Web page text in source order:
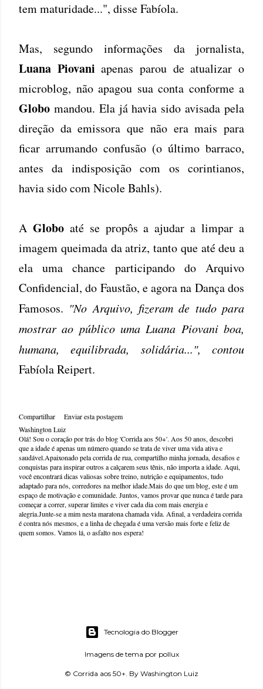
tem maturidade...", disse Fabíola.
Mas, segundo informações da jornalista,
Luana Piovani apenas parou de atualizar o
microblog, não apagou sua conta conforme a
Globo mandou. Ela já havia sido avisada pela
direção da emissora que não era mais para
ficar arrumando confusão (o último barraco,
antes da indisposição com os corintianos,
havia sido com Nicole Bahls).
A Globo até se propôs a ajudar a limpar a
imagem queimada da atriz, tanto que até deu a
ela uma chance participando do Arquivo
Confidencial, do Faustão, e agora na Dança dos
Famosos. "No Arquivo, fizeram de tudo para
mostrar ao público uma Luana Piovani boa,
humana, equilibrada, solidária...", contou
Fabíola Reipert.
Compartilhar
Enviar esta postagem
Washington Luiz
Olá! Sou o coração por trás do blog 'Corrida aos 50+'. Aos 50 anos, descobri
que a idade é apenas um número quando se trata de viver uma vida ativa e
saudável.Apaixonado pela corrida de rua, compartilho minha jornada, desafios e
conquistas para inspirar outros a calçarem seus tênis, não importa a idade. Aqui,
você encontrará dicas valiosas sobre treino, nutrição e equipamentos, tudo
adaptado para nós, corredores na melhor idade.Mais do que um blog, este é um
espaço de motivação e comunidade. Juntos, vamos provar que nunca é tarde para
começar a correr, superar limites e viver cada dia com mais energia e
alegria.Junte-se a mim nesta maratona chamada vida. Afinal, a verdadeira corrida
é contra nós mesmos, e a linha de chegada é uma versão mais forte e feliz de
quem somos. Vamos lá, o asfalto nos espera!
Tecnologia do Blogger
Imagens de tema por pollux
© Corrida aos 50+. By Washington Luiz